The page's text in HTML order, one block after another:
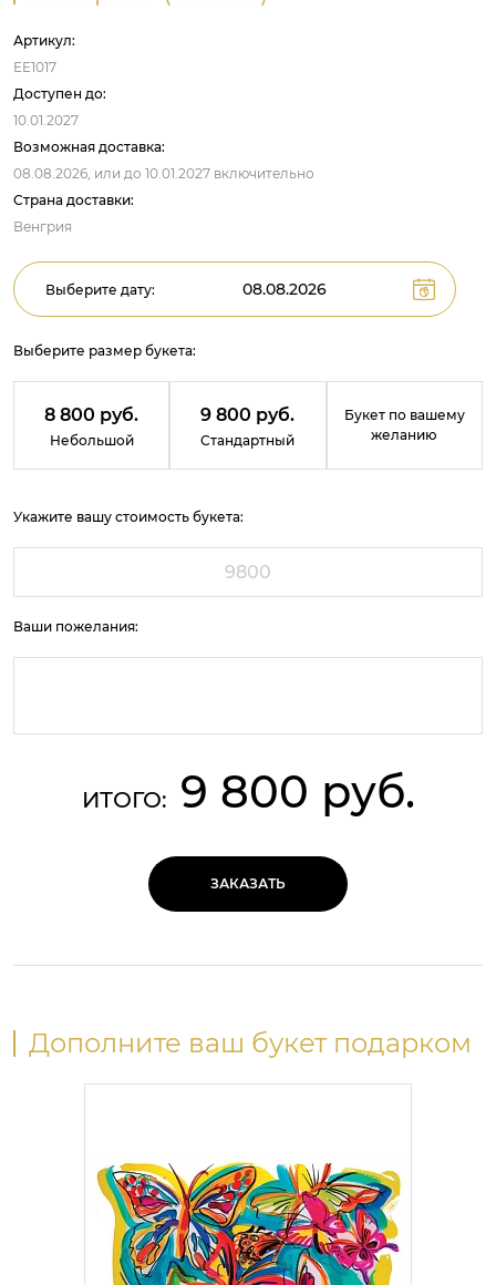
Артикул:
EE1017
Доступен до:
10.01.2027
Возможная доставка:
08.08.2026, или до 10.01.2027 включительно
Страна доставки:
Венгрия
Выберите дату:
Выберите размер букета:
8 800 руб.
Небольшой
9 800 руб.
Стандартный
Букет по вашему
желанию
Укажите вашу стоимость букета:
Ваши пожелания:
ИТОГО: 9 800 руб.
ЗАКАЗАТЬ
Дополните ваш букет подарком